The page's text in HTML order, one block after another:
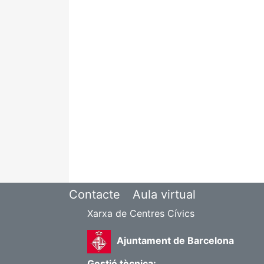
Contacte Aula virtual
Xarxa de Centres Cívics
Ajuntament de Barcelona